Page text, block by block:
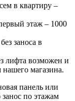
в квартиру –
этаж – 1000
заноса в
лифта возможен и
нашего магазина.
панель или
по этажам